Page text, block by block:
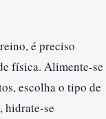
é preciso
física. Alimente-se
escolha o tipo de
hidrate-se